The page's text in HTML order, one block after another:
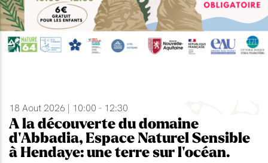
18 Aout 2026 | 10:00 - 12:30
A la découverte du domaine
d'Abbadia, Espace Naturel Sensible
à Hendaye: une terre sur l'océan.